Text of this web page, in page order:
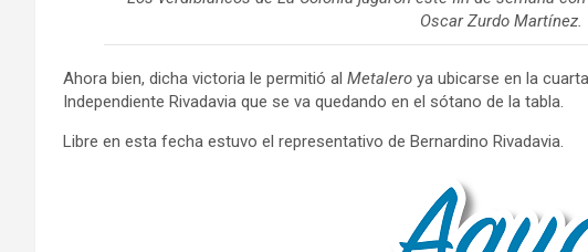
Oscar Zurdo Martínez.
Ahora bien, dicha victoria le permitió al Metalero ya ubicarse en la
Independiente Rivadavia que se va quedando en el sótano de la tabla.
Libre en esta fecha estuvo el representativo de Bernardino Rivadavia.